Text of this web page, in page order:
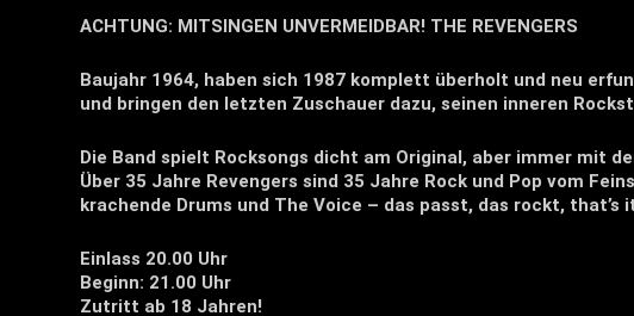
ACHTUNG: MITSINGEN UNVERMEIDBAR! THE REVENGERS
Baujahr 1964, haben sich 1987 komplett überholt und neu
und bringen den letzten Zuschauer dazu, seinen inneren
Die Band spielt Rocksongs dicht am Original, aber immer mit
Über 35 Jahre Revengers sind 35 Jahre Rock und Pop vom
krachende Drums und The Voice – das passt, das rockt, that’s
Einlass 20.00 Uhr
Beginn: 21.00 Uhr
Zutritt ab 18 Jahren!